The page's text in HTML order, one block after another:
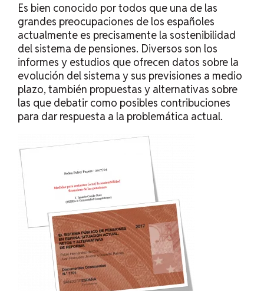
Es bien conocido por todos que una de las
grandes preocupaciones de los españoles
actualmente es precisamente la sostenibilidad
del sistema de pensiones. Diversos son los
informes y estudios que ofrecen datos sobre la
evolución del sistema y sus previsiones a medio
plazo, también propuestas y alternativas sobre
las que debatir como posibles contribuciones
para dar respuesta a la problemática actual.